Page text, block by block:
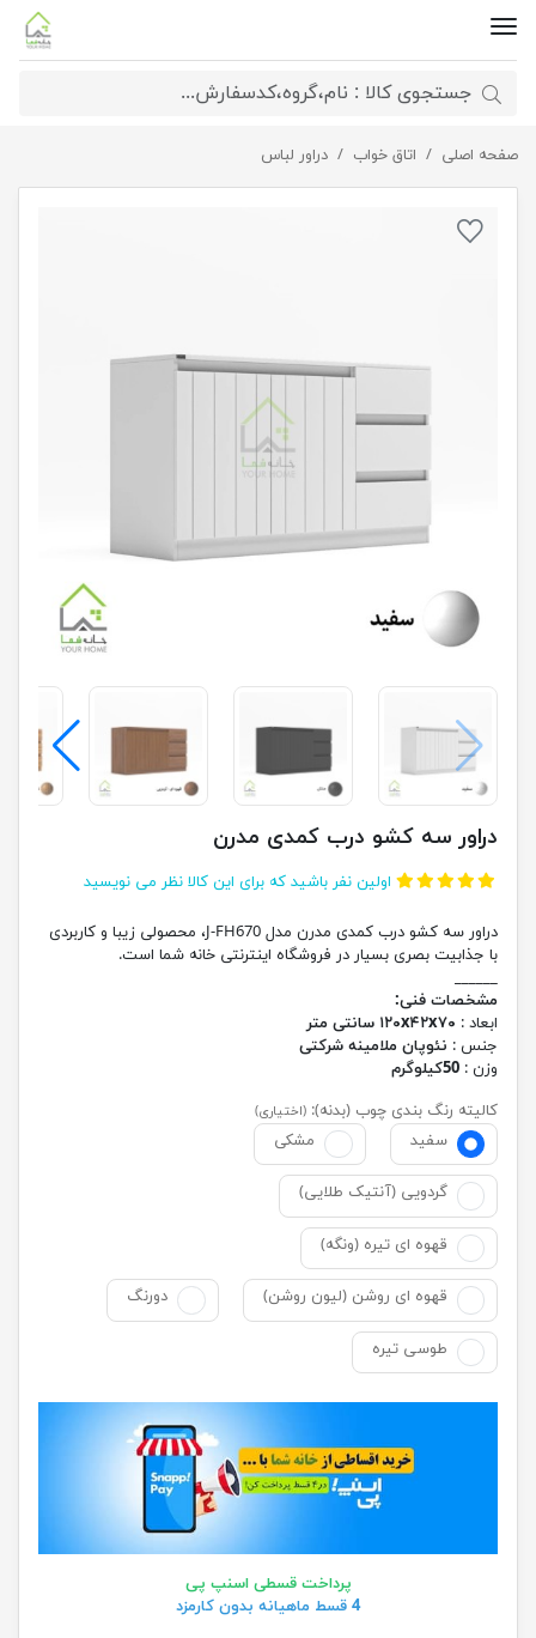
صفحه اصلی اتاق خواب دراور لباس
دراور سه کشو درب کمدی مدرن
دراور سه کشو درب کمدی مدرن
اولین نفر باشید که برای این کالا نظر می نویسید
دراور سه کشو درب کمدی مدرن مدل J-FH670، محصولی زیبا و کاربردی
با جذابیت بصری بسیار در فروشگاه اینترنتی خانه شما است.
______
مشخصات فنی:
ابعاد : ۱۲۰x۴۲x۷۰ سانتی متر
جنس : نئوپان ملامینه شرکتی
وزن : 50کیلوگرم
کالیته رنگ بندی چوب (بدنه): (اختیاری)
سفید مشکی
گردویی (آنتیک طلایی)
قهوه ای تیره (ونگه)
قهوه ای روشن (لیون روشن) دورنگ
طوسی تیره
پرداخت قسطی اسنپ پی
4 قسط ماهیانه بدون کارمزد